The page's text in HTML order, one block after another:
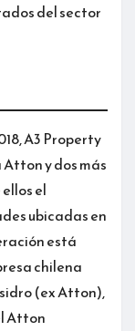
del sector
A3 Property
y dos más
el
ubicadas en
está
chilena
(ex Atton),
Atton